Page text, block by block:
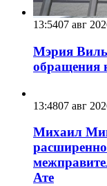
13:5407 авг
Мэрия
обращения
13:4807 авг
Михаил
Ате